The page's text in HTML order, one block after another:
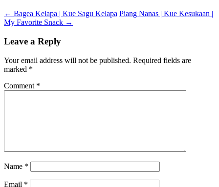
← Bagea Kelapa | Kue Sagu Kelapa Piang Nanas | Kue Kesukaan |
My Favorite Snack →
Leave a Reply
Your email address will not be published. Required fields are
marked *
Comment *
Name *
Email *